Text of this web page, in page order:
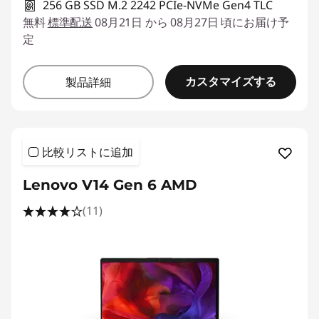
256 GB SSD M.2 2242 PCIe-NVMe Gen4 TLC
無料標準配送08月21日 から 08月27日 頃にお届け予
定
製品詳細 カスタマイズする
比較リストに追加
Lenovo V14 Gen 6 AMD
(11)